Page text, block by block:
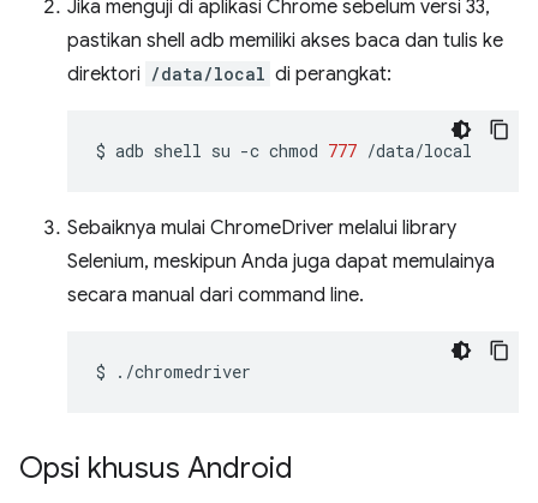
Jika menguji di aplikasi Chrome sebelum versi 33,
pastikan shell adb memiliki akses baca dan tulis ke
direktori /data/local di perangkat:
$ adb shell su -c chmod 777
Sebaiknya mulai ChromeDriver melalui library
Selenium, meskipun Anda juga dapat memulainya
secara manual dari command line.
$
Opsi khusus Android